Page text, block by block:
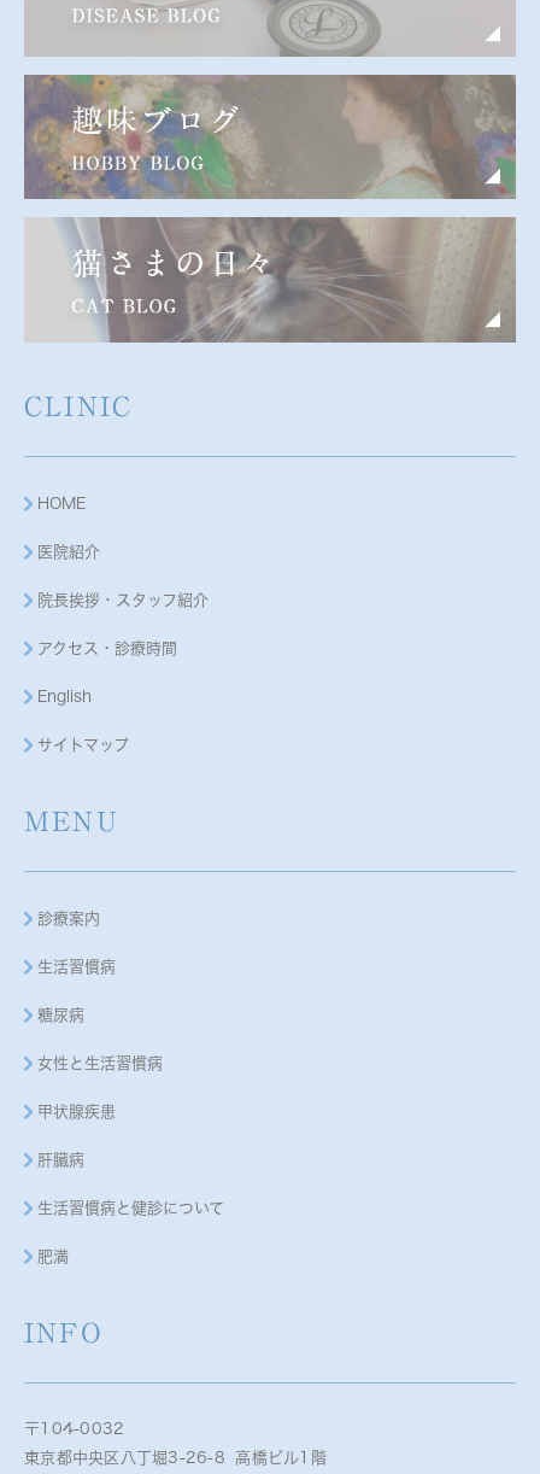
CLINIC
HOME
医院紹介
院長挨拶・スタッフ紹介
アクセス・診療時間
English
サイトマップ
MENU
診療案内
生活習慣病
糖尿病
女性と生活習慣病
甲状腺疾患
肝臓病
生活習慣病と健診について
肥満
INFO
〒104-0032
東京都中央区八丁堀3-26-8 高橋ビル1階